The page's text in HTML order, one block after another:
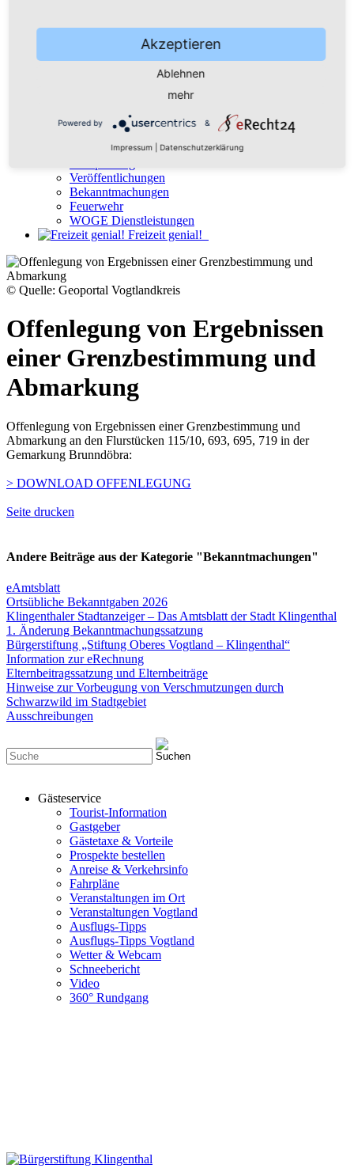
Bürgerstiftung
Verwaltung
Familie Bildung Soziales
Kindergarten & Hort
Wirtschaft & Arbeit
Ausschreibungen
Stellenausschreibung
Veröffentlichungen
Bekanntmachungen
Feuerwehr
WOGE Dienstleistungen
Freizeit genial!
© Quelle: Geoportal Vogtlandkreis
Offenlegung von Ergebnissen
einer Grenzbestimmung und
Abmarkung
Offenlegung von Ergebnissen einer Grenzbestimmung und
Abmarkung an den Flurstücken 115/10, 693, 695, 719 in der
Gemarkung Brunndöbra:
> DOWNLOAD OFFENLEGUNG
Seite drucken
Andere Beiträge aus der Kategorie "Bekanntmachungen"
eAmtsblatt
Ortsübliche Bekanntgaben 2026
Klingenthaler Stadtanzeiger – Das Amtsblatt der Stadt Klingenthal
1. Änderung Bekanntmachungssatzung
Bürgerstiftung „Stiftung Oberes Vogtland – Klingenthal“
Information zur eRechnung
Elternbeitragssatzung und Elternbeiträge
Hinweise zur Vorbeugung von Verschmutzungen durch
Schwarzwild im Stadtgebiet
Ausschreibungen
Gästeservice
Tourist-Information
Gastgeber
Gästetaxe & Vorteile
Prospekte bestellen
Anreise & Verkehrsinfo
Fahrpläne
Veranstaltungen im Ort
Veranstaltungen Vogtland
Ausflugs-Tipps
Ausflugs-Tipps Vogtland
Wetter & Webcam
Schneebericht
Video
360° Rundgang
Akzeptieren
Ablehnen
mehr
Powered by &
Impressum Datenschutzerklärung